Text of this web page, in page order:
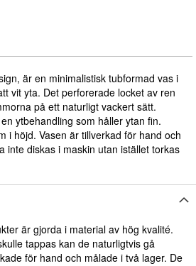
är en minimalistisk tubformad vas i
vit yta. Det perforerade locket av ren
på ett naturligt vackert sätt.
ytbehandling som håller ytan fin.
i höjd. Vasen är tillverkad för hand och
inte diskas i maskin utan istället torkas
är gjorda i material av hög kvalité.
tappas kan de naturligtvis gå
för hand och målade i två lager. De